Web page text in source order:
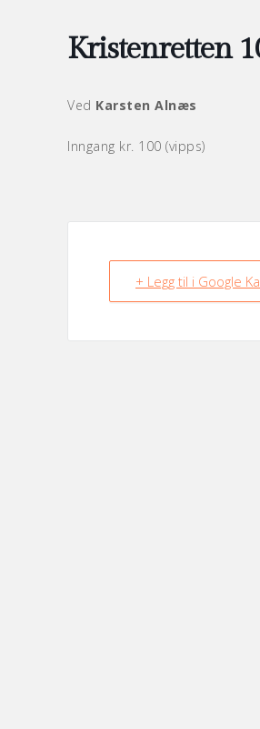
Kristenretten
Ved Karsten Alnæs
Inngang kr. 100 (vipps)
+ Legg til i Google